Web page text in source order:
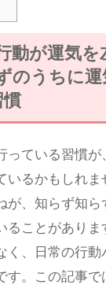
動が運気を
のうちに
慣
っている習慣
いるかもしれ
が、知らず知
ることがあり
く、日常の行動
す。この記事